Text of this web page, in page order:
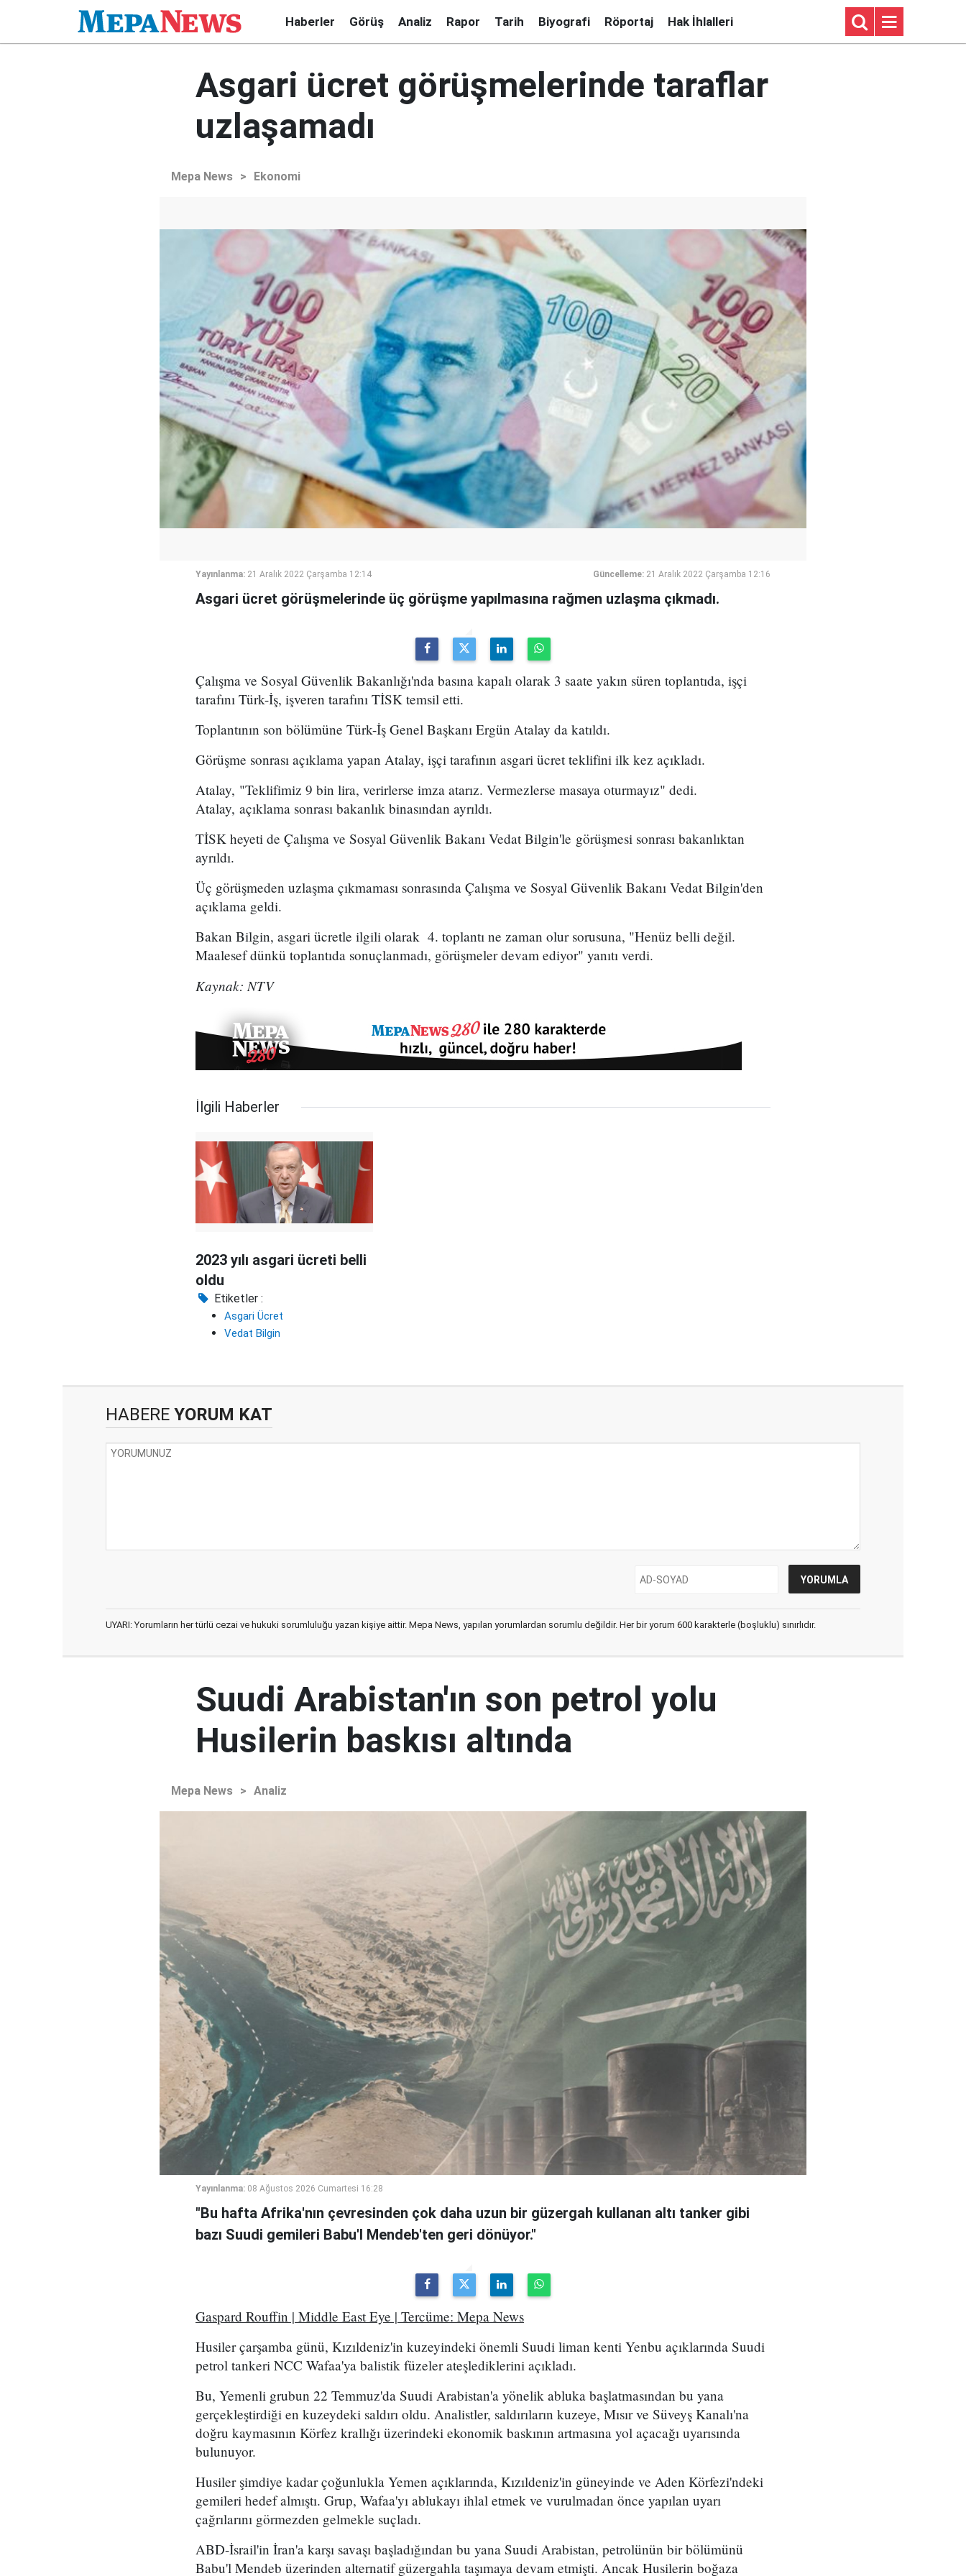
Haberler Görüş Analiz Rapor Tarih Biyografi Röportaj Hak İhlalleri
Asgari ücret görüşmelerinde taraflar
uzlaşamadı
Mepa News > Ekonomi
Yayınlanma: 21 Aralık 2022 Çarşamba 12:14 Güncelleme: 21 Aralık 2022 Çarşamba 12:16
Asgari ücret görüşmelerinde üç görüşme yapılmasına rağmen uzlaşma çıkmadı.
Çalışma ve Sosyal Güvenlik Bakanlığı'nda basına kapalı olarak 3 saate yakın süren toplantıda, işçi
tarafını Türk-İş, işveren tarafını TİSK temsil etti.
Toplantının son bölümüne Türk-İş Genel Başkanı Ergün Atalay da katıldı.
Görüşme sonrası açıklama yapan Atalay, işçi tarafının asgari ücret teklifini ilk kez açıkladı.
Atalay, "Teklifimiz 9 bin lira, verirlerse imza atarız. Vermezlerse masaya oturmayız" dedi.
Atalay, açıklama sonrası bakanlık binasından ayrıldı.
TİSK heyeti de Çalışma ve Sosyal Güvenlik Bakanı Vedat Bilgin'le görüşmesi sonrası bakanlıktan
ayrıldı.
Üç görüşmeden uzlaşma çıkmaması sonrasında Çalışma ve Sosyal Güvenlik Bakanı Vedat Bilgin'den
açıklama geldi.
Bakan Bilgin, asgari ücretle ilgili olarak 4. toplantı ne zaman olur sorusuna, "Henüz belli değil.
Maalesef dünkü toplantıda sonuçlanmadı, görüşmeler devam ediyor" yanıtı verdi.
Kaynak: NTV
İlgili Haberler
2023 yılı asgari ücreti belli
oldu
Etiketler :
Asgari Ücret
Vedat Bilgin
HABERE YORUM KAT
UYARI: Yorumların her türlü cezai ve hukuki sorumluluğu yazan kişiye aittir. Mepa News, yapılan yorumlardan sorumlu değildir. Her bir yorum 600 karakterle (boşluklu) sınırlıdır.
Suudi Arabistan'ın son petrol yolu
Husilerin baskısı altında
Mepa News > Analiz
Yayınlanma: 08 Ağustos 2026 Cumartesi 16:28
"Bu hafta Afrika'nın çevresinden çok daha uzun bir güzergah kullanan altı tanker gibi
bazı Suudi gemileri Babu'l Mendeb'ten geri dönüyor."
Gaspard Rouffin | Middle East Eye | Tercüme: Mepa News
Husiler çarşamba günü, Kızıldeniz'in kuzeyindeki önemli Suudi liman kenti Yenbu açıklarında Suudi
petrol tankeri NCC Wafaa'ya balistik füzeler ateşlediklerini açıkladı.
Bu, Yemenli grubun 22 Temmuz'da Suudi Arabistan'a yönelik abluka başlatmasından bu yana
gerçekleştirdiği en kuzeydeki saldırı oldu. Analistler, saldırıların kuzeye, Mısır ve Süveyş Kanalı'na
doğru kaymasının Körfez krallığı üzerindeki ekonomik baskının artmasına yol açacağı uyarısında
bulunuyor.
Husiler şimdiye kadar çoğunlukla Yemen açıklarında, Kızıldeniz'in güneyinde ve Aden Körfezi'ndeki
gemileri hedef almıştı. Grup, Wafaa'yı ablukayı ihlal etmek ve vurulmadan önce yapılan uyarı
çağrılarını görmezden gelmekle suçladı.
ABD-İsrail'in İran'a karşı savaşı başladığından bu yana Suudi Arabistan, petrolünün bir bölümünü
Babu'l Mendeb üzerinden alternatif güzergahla taşımaya devam etmişti. Ancak Husilerin boğaza